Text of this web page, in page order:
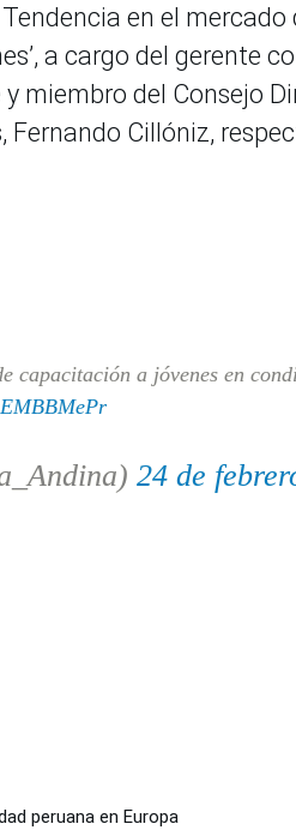
en el mercado
a cargo del gerente
miembro del Consejo
Cillóniz,
capacitación a jóvenes en
24 de
peruana en Europa